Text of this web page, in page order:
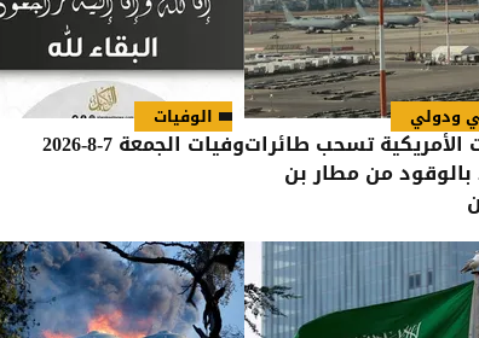
ودولي
الأمريكية تسحب طائرات
بالوقود من مطار بن
الوفيات
وفيات الجمعة 7-8-2026